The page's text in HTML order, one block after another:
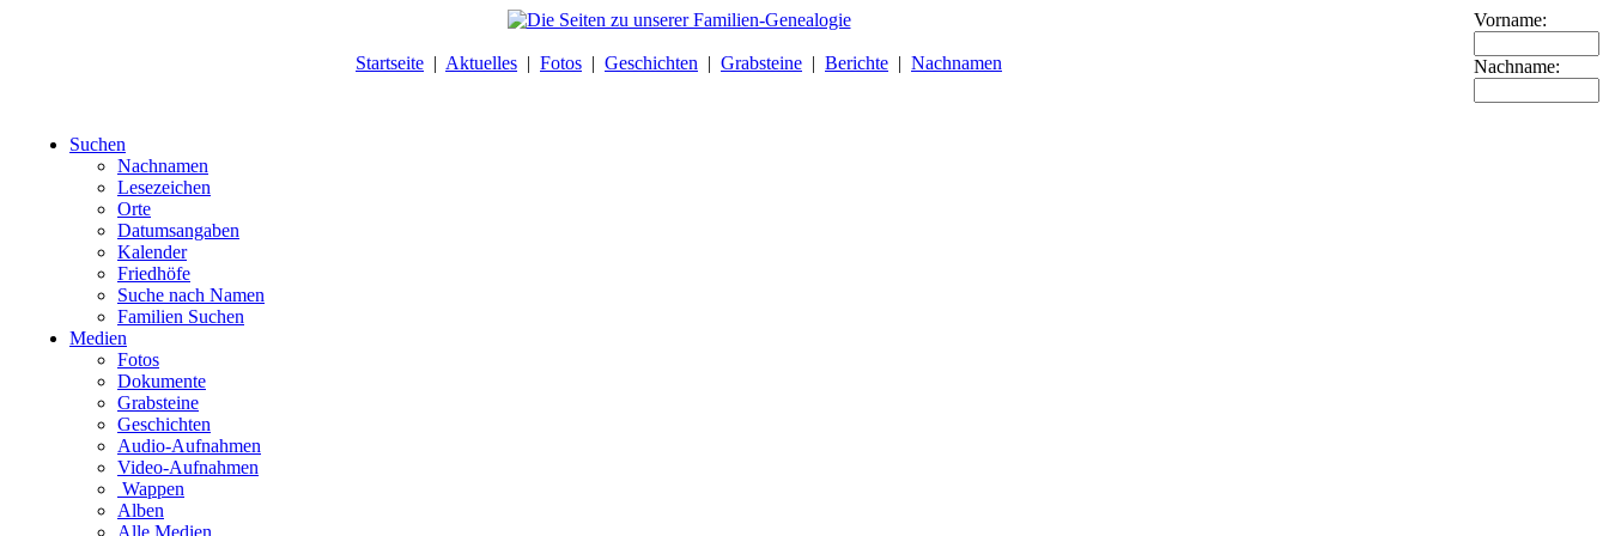
Startseite | Aktuelles | Fotos | Geschichten | Grabsteine | Berichte | Nachnamen
Vorname:
Nachname:
Suchen
Nachnamen
Lesezeichen
Orte
Datumsangaben
Kalender
Friedhöfe
Suche nach Namen
Familien Suchen
Medien
Fotos
Dokumente
Grabsteine
Geschichten
Audio-Aufnahmen
Video-Aufnahmen
Wappen
Alben
Alle Medien